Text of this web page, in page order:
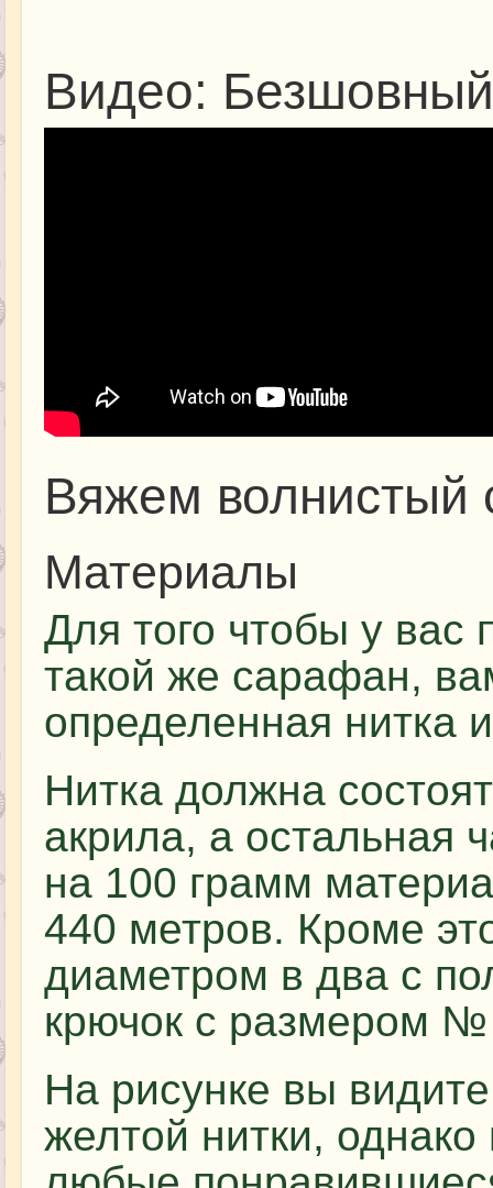
Видео:
Вяжем волнистый
Материалы
Для того чтобы у вас
такой же сарафан,
определенная нитка
Нитка должна
акрила, а остальная
на 100 грамм
440 метров. Кроме
диаметром в два с
крючок с размером
На рисунке вы
желтой нитки,